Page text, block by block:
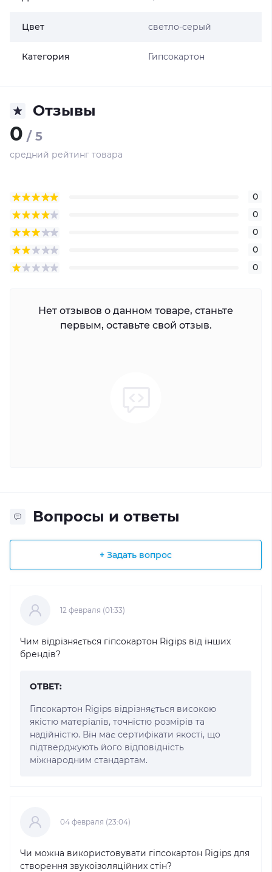
Цвет светло-серый
Категория Гипсокартон
Отзывы
0 / 5
средний рейтинг товара
0
0
0
0
0
Нет отзывов о данном товаре, станьте
первым, оставьте свой отзыв.
Вопросы и ответы
+ Задать вопрос
12 февраля (01:33)
Чим відрізняється гіпсокартон Rigips від інших
брендів?
ОТВЕТ:
Гіпсокартон Rigips відрізняється високою
якістю матеріалів, точністю розмірів та
надійністю. Він має сертифікати якості, що
підтверджують його відповідність
міжнародним стандартам.
04 февраля (23:04)
Чи можна використовувати гіпсокартон Rigips для
створення звукоізоляційних стін?